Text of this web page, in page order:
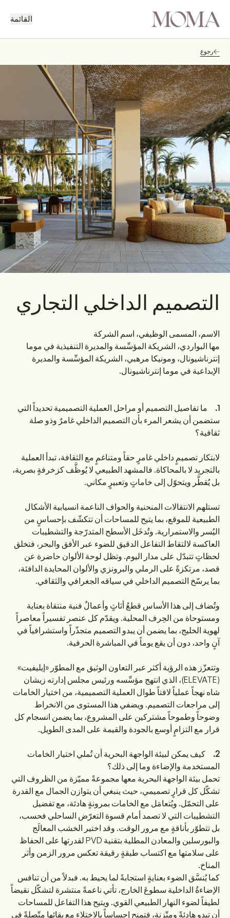
القائمة
رجوع
التصميم الداخلي التجاري
الاسم، المسمى الوظيفي، اسم الشركة
مها البواردي، الشريكة المؤسِّسة والمديرة التنفيذية في موما
إنترناشيونال، ومونيكا مرهبي، الشريكة المؤسِّسة والمديرة
الإبداعية في موما إنترناشيونال.
1.
ما تفاصيل التصميم أو مراحل العملية التصميمية تحديداً التي
ستضمن أن يشعر المرء بأن التصميم الداخلي غامرٌ وذو صلة
ثقافية؟
لابتكار تصميمٍ داخلي غامرٍ حقاً ومتناغمٍ مع الثقافة، تبدأ العملية
بالتجريد لا بالمحاكاة. فالمشهد الطبيعي لا يُوظَّف كزخرفةٍ بصرية،
بل يُقطَّر ويتحوّل إلى خاماتٍ وتعبيرٍ مكاني.
تستلهم الانتقالات المنحنية والحواف الناعمة انسيابية الأشكال
الطبيعية للموقع، بما يتيح للمساحات أن تتكشّف بإحساسٍ من
اليُسر والاستمرارية. وتُدخَل الأسطح المتدرّجة والتشطيبات
العاكسة لالتقاط التفاعل الدقيق للضوء عبر الأفق والبحر، فتخلق
لحظاتٍ تتبدّل على مدار اليوم. وتظل لوحة الألوان حاضرة عن
قصد، مرتكزةً على الرملي والبرونزي والألوان المحايدة الدافئة،
بما يرسّخ التصميم الداخلي في سياقه الجغرافي والثقافي.
وتُضاف إلى هذا الأساس قطعُ أثاثٍ وأعمالٌ فنية منتقاة بعناية
ومستوحاة من الحِرف المحلية. ويقدّم كل عنصر تفسيراً معاصراً
لهوية الخليج، بما يضمن أن يبدو التصميم متجذّراً واستشرافياً في
آنٍ واحد، دون أن يقع يوماً في المباشرة الحرفية.
وتتعزّز هذه الرؤية أكثر عبر التعاون الوثيق مع المطوّر «إيليفيت»
(ELEVATE)، الذي انتهج مؤسِّسه ورئيس مجلس إدارته زيشان
شاه نهجاً عملياً لافتاً طوال العملية التصميمية، من اختيار الخامات
إلى مراجعات التصميم. ويضفي هذا المستوى من الانخراط
وضوحاً وطموحاً مشتركين على المشروع، بما يضمن انسجام كل
قرار مع التزامٍ أوسع بالجودة والقيمة على المدى الطويل.
2.
كيف يمكن لبيئة الواجهة البحرية أن تُملي اختيار الخامات
المستخدمة والإضاءة وما إلى ذلك؟
تحمل بيئة الواجهة البحرية معها مجموعةً مميّزة من الظروف التي
تشكّل كل قرارٍ تصميمي، حيث ينبغي أن يتوازن الجمال مع القدرة
على التحمّل. ويُتعامَل مع الخامات بمرونةٍ هادئة، مع تفضيل
التشطيبات التي لا تصمد أمام قسوة التعرّض الساحلي فحسب،
بل تتطوّر بأناقةٍ مع مرور الوقت. وقد اختير الخشب المعالَج
والبورسلين والمعادن المطلية بتقنية PVD لقدرتها على الحفاظ
على سلامتها مع اكتساب طبقةٍ رقيقة تعكس مرور الزمن وأثر
المناخ.
كما يُنسَّق الضوء بعنايةٍ استجابةً لما يحيط به. فبدلاً من أن تنافس
الإضاءةُ الداخلية سطوعَ الخارج، تأتي ناعمةً منتشرة لتشكّل نقيضاً
لطيفاً لضوء النهار الطبيعي القوي. ويتيح هذا التفاعل للمساحات
أن تبدو هادئةً ومتّزنة، فتمنح إحساساً بالاختلاء مع بقائها متّصلةً في